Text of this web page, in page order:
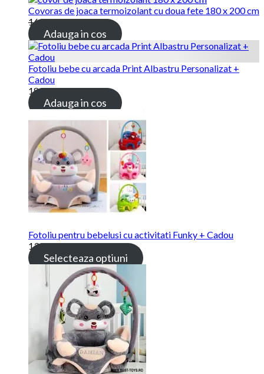
Covoras de joaca termoizolant cu doua fete 180 x 200 cm
169.00 lei115.00 lei
Adauga in cos
Fotoliu bebe cu arcada Print Albastru Personalizat +
Cadou
189.00 lei
Adauga in cos
Fotoliu pentru bebelusi cu activitati Funky + Cadou
139.00 lei
Selecteaza optiuni